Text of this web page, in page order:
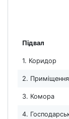
Підвал
1. Коридор
2.
3. Комора
4.